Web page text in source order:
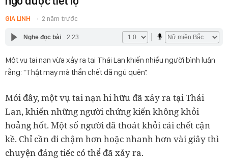
GIA LINH 2 năm trước
Nghe đọc bài 2:23
Một vụ tai nạn vừa xảy ra tại Thái Lan khiến nhiều người bình luận
rằng: "Thật may mà thần chết đã ngủ quên".
Mới đây, một vụ tai nạn hi hữu đã xảy ra tại Thái
Lan, khiến những người chứng kiến không khỏi
hoảng hốt. Một số người đã thoát khỏi cái chết cận
kề. Chỉ cần đi chậm hơn hoặc nhanh hơn vài giây thì
chuyện đáng tiếc có thể đã xảy ra.